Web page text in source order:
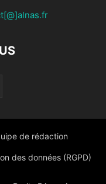
de rédaction
des données (RGPD)